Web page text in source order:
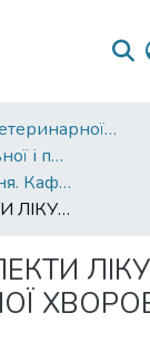
Факультет ветеринарної медицини
Кафедра нормальної і патологічної анатомії та фізіології тварин
Друковані видання. Кафедра нормальної і паталогічної анатомії та фізіології тварин
СУЧАСНІ АСПЕКТИ ЛІКУВАННЯ СЕЧОКАМ’ЯНОЇ ХВОРОБИ У КОТІВ